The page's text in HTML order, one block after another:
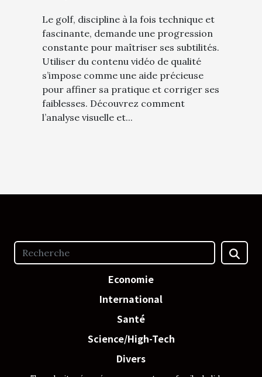
Le golf, discipline à la fois technique et
fascinante, demande une progression
constante pour maîtriser ses subtilités.
Utiliser du contenu vidéo de qualité
s’impose comme une aide précieuse
pour affiner sa pratique et corriger ses
faiblesses. Découvrez comment
l’analyse visuelle et...
Economie
International
Santé
Science/High-Tech
Divers